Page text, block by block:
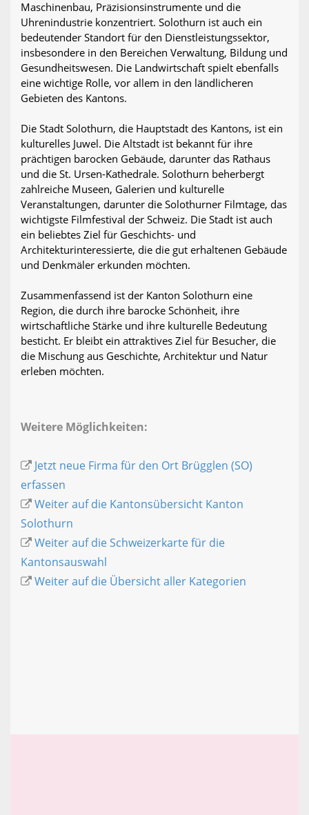
Maschinenbau, Präzisionsinstrumente und die
Uhrenindustrie konzentriert. Solothurn ist auch ein
bedeutender Standort für den Dienstleistungssektor,
insbesondere in den Bereichen Verwaltung, Bildung und
Gesundheitswesen. Die Landwirtschaft spielt ebenfalls
eine wichtige Rolle, vor allem in den ländlicheren
Gebieten des Kantons.
Die Stadt Solothurn, die Hauptstadt des Kantons, ist ein
kulturelles Juwel. Die Altstadt ist bekannt für ihre
prächtigen barocken Gebäude, darunter das Rathaus
und die St. Ursen-Kathedrale. Solothurn beherbergt
zahlreiche Museen, Galerien und kulturelle
Veranstaltungen, darunter die Solothurner Filmtage, das
wichtigste Filmfestival der Schweiz. Die Stadt ist auch
ein beliebtes Ziel für Geschichts- und
Architekturinteressierte, die die gut erhaltenen Gebäude
und Denkmäler erkunden möchten.
Zusammenfassend ist der Kanton Solothurn eine
Region, die durch ihre barocke Schönheit, ihre
wirtschaftliche Stärke und ihre kulturelle Bedeutung
besticht. Er bleibt ein attraktives Ziel für Besucher, die
die Mischung aus Geschichte, Architektur und Natur
erleben möchten.
Weitere Möglichkeiten:
Jetzt neue Firma für den Ort Brügglen (SO)
erfassen
Weiter auf die Kantonsübersicht Kanton
Solothurn
Weiter auf die Schweizerkarte für die
Kantonsauswahl
Weiter auf die Übersicht aller Kategorien